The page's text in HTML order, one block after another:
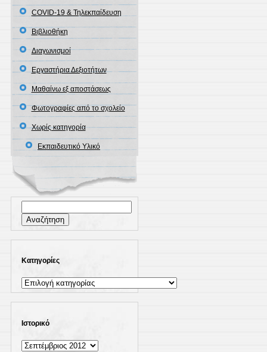
COVID-19 & Τηλεκπαίδευση
Βιβλιοθήκη
Διαγωνισμοί
Εργαστήρια Δεξιοτήτων
Μαθαίνω εξ αποστάσεως
Φωτογραφίες από το σχολείο
Χωρίς κατηγορία
Εκπαιδευτικό Υλικό
για:
Kατηγορίες
Kατηγορίες
Ιστορικό
Ιστορικό